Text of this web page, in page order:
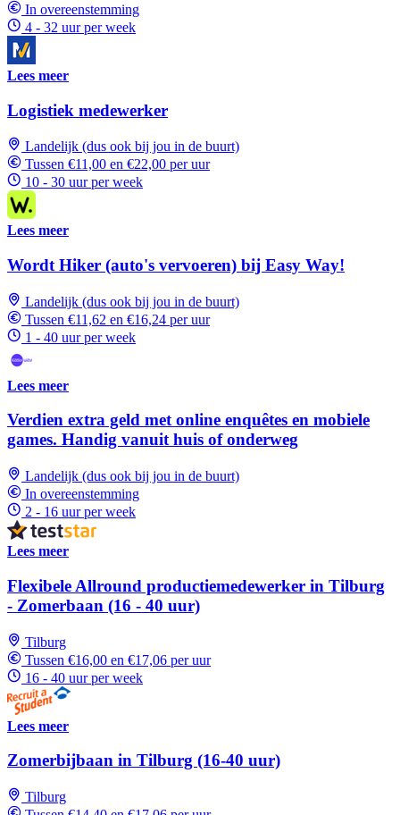
In overeenstemming
4 - 32 uur per week
Lees meer
Logistiek medewerker
Landelijk (dus ook bij jou in de buurt)
Tussen €11,00 en €22,00 per uur
10 - 30 uur per week
Lees meer
Wordt Hiker (auto's vervoeren) bij Easy Way!
Landelijk (dus ook bij jou in de buurt)
Tussen €11,62 en €16,24 per uur
1 - 40 uur per week
Lees meer
Verdien extra geld met online enquêtes en mobiele
games. Handig vanuit huis of onderweg
Landelijk (dus ook bij jou in de buurt)
In overeenstemming
2 - 16 uur per week
Lees meer
Flexibele Allround productiemedewerker in Tilburg
- Zomerbaan (16 - 40 uur)
Tilburg
Tussen €16,00 en €17,06 per uur
16 - 40 uur per week
Lees meer
Zomerbijbaan in Tilburg (16-40 uur)
Tilburg